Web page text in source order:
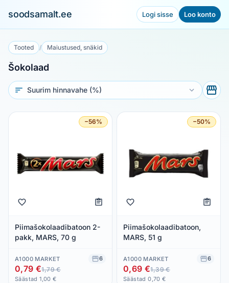
soodsamalt.ee Logi sisse Loo konto
Tooted / Maiustused, snäkid
Šokolaad
Sorteeri
−56%
Piimašokolaadibatoon 2-
pakk, MARS, 70 g
A1000 MARKET 6
0,79 €1,79 €
Säästad 1,00 €
−50%
Piimašokolaadibatoon,
MARS, 51 g
A1000 MARKET 6
0,69 €1,39 €
Säästad 0,70 €